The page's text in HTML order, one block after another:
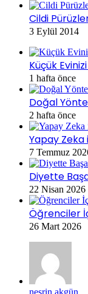
Cildi
3 Eylül 2014
Küçük
1 hafta önce
Doğal
2 hafta önce
Yapay Zeka
7 Temmuz
Diyette
22 Nisan 2026
Öğrenciler
26 Mart 2026
nesrin akgün